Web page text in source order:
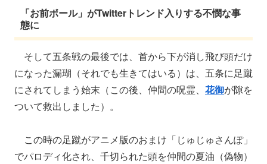
「お前ボール」がTwitterトレンド入りする不憫な事
態に
そして五条戦の最後では、首から下が消し飛び頭だけ
になった漏瑚（それでも生きてはいる）は、五条に足蹴
にされてしまう始末（この後、仲間の呪霊、 花御が隙を
ついて救出しました）。
この時の足蹴がアニメ版のおまけ「じゅじゅさんぽ」
でパロディ化され、千切られた頭を仲間の夏油（偽物）